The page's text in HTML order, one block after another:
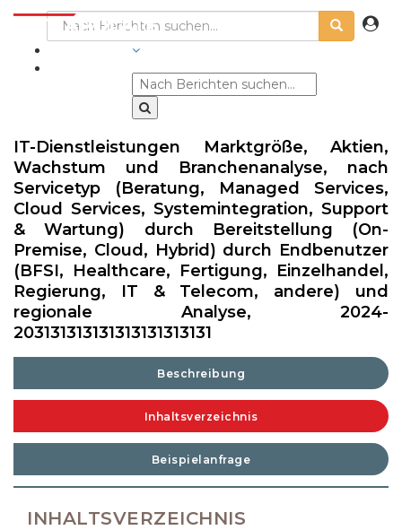
IT-Dienstleistungen Marktgröße, Aktien,
Wachstum und Branchenanalyse, nach
Servicetyp (Beratung, Managed Services,
Cloud Services, Systemintegration, Support
& Wartung) durch Bereitstellung (On-
Premise, Cloud, Hybrid) durch Endbenutzer
(BFSI, Healthcare, Fertigung, Einzelhandel,
Regierung, IT & Telecom, andere) und
regionale Analyse, 2024-
203131313131313131313131
Beschreibung
Inhaltsverzeichnis
Beispielanfrage
INHALTSVERZEICHNIS